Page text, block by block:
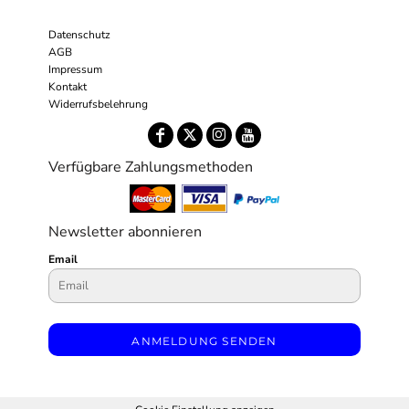
Datenschutz
AGB
Impressum
Kontakt
Widerrufsbelehrung
Verfügbare Zahlungsmethoden
Newsletter abonnieren
Email
ANMELDUNG SENDEN